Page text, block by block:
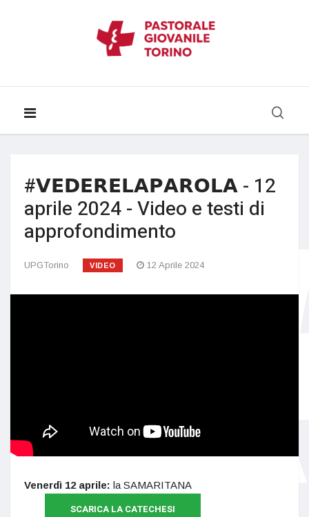
#𝗩𝗘𝗗𝗘𝗥𝗘𝗟𝗔𝗣𝗔𝗥𝗢𝗟𝗔 - 12
aprile 2024 - Video e testi di
approfondimento
UPGTorino VIDEO 12 Aprile 2024
Venerdì 12 aprile: la SAMARITANA
SCARICA LA CATECHESI